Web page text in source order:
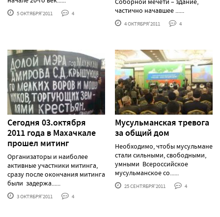
5 ОКТЯБРЯ'2011 4
частично начавшее ......
4 ОКТЯБРЯ'2011 4
Сегодня 03.октября
2011 года в Махачкале
прошел митинг
Организаторы и наиболее
активные участники митинга,
сразу после окончания митинга
были задержа......
3 ОКТЯБРЯ'2011 4
Мусульманская тревога
за общий дом
Необходимо, чтобы мусульмане
стали сильными, свободными,
умными Всероссийское
мусульманское со......
25 СЕНТЯБРЯ'2011 4